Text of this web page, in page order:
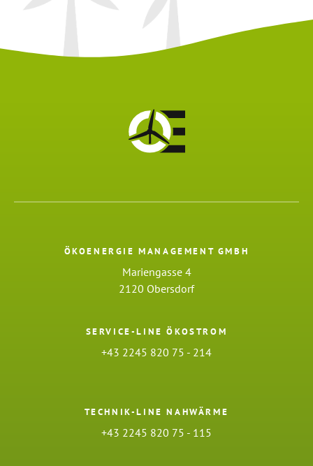
ÖKOENERGIE MANAGEMENT GMBH
Mariengasse 4
2120 Obersdorf
SERVICE-LINE ÖKOSTROM
+43 2245 820 75 - 214
TECHNIK-LINE NAHWÄRME
+43 2245 820 75 - 115